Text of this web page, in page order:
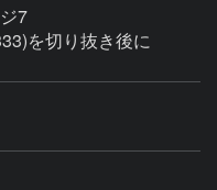
7
を切り抜き後に